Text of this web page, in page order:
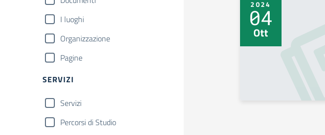
I luoghi
Organizzazione
Pagine
SERVIZI
Servizi
Percorsi di Studio
2024
04
Ott